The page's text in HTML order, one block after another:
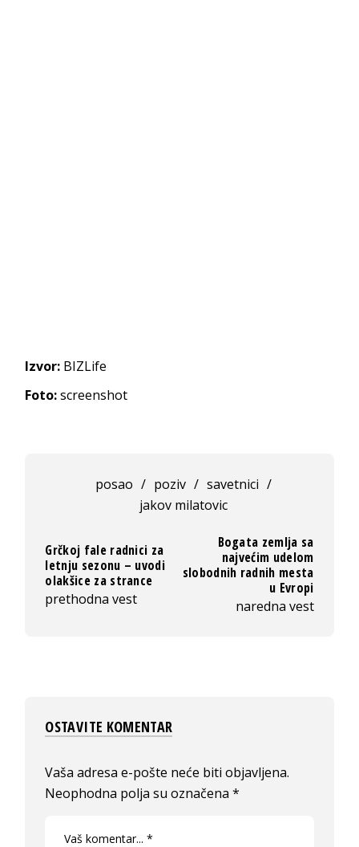
Izvor: BIZLife
Foto:screenshot
posao / poziv / savetnici /
jakov milatovic
Grčkoj fale radnici za
letnju sezonu – uvodi
olakšice za strance
prethodna vest
Bogata zemlja sa
najvećim udelom
slobodnih radnih mesta
u Evropi
naredna vest
OSTAVITE KOMENTAR
Vaša adresa e-pošte neće biti objavljena.
Neophodna polja su označena*